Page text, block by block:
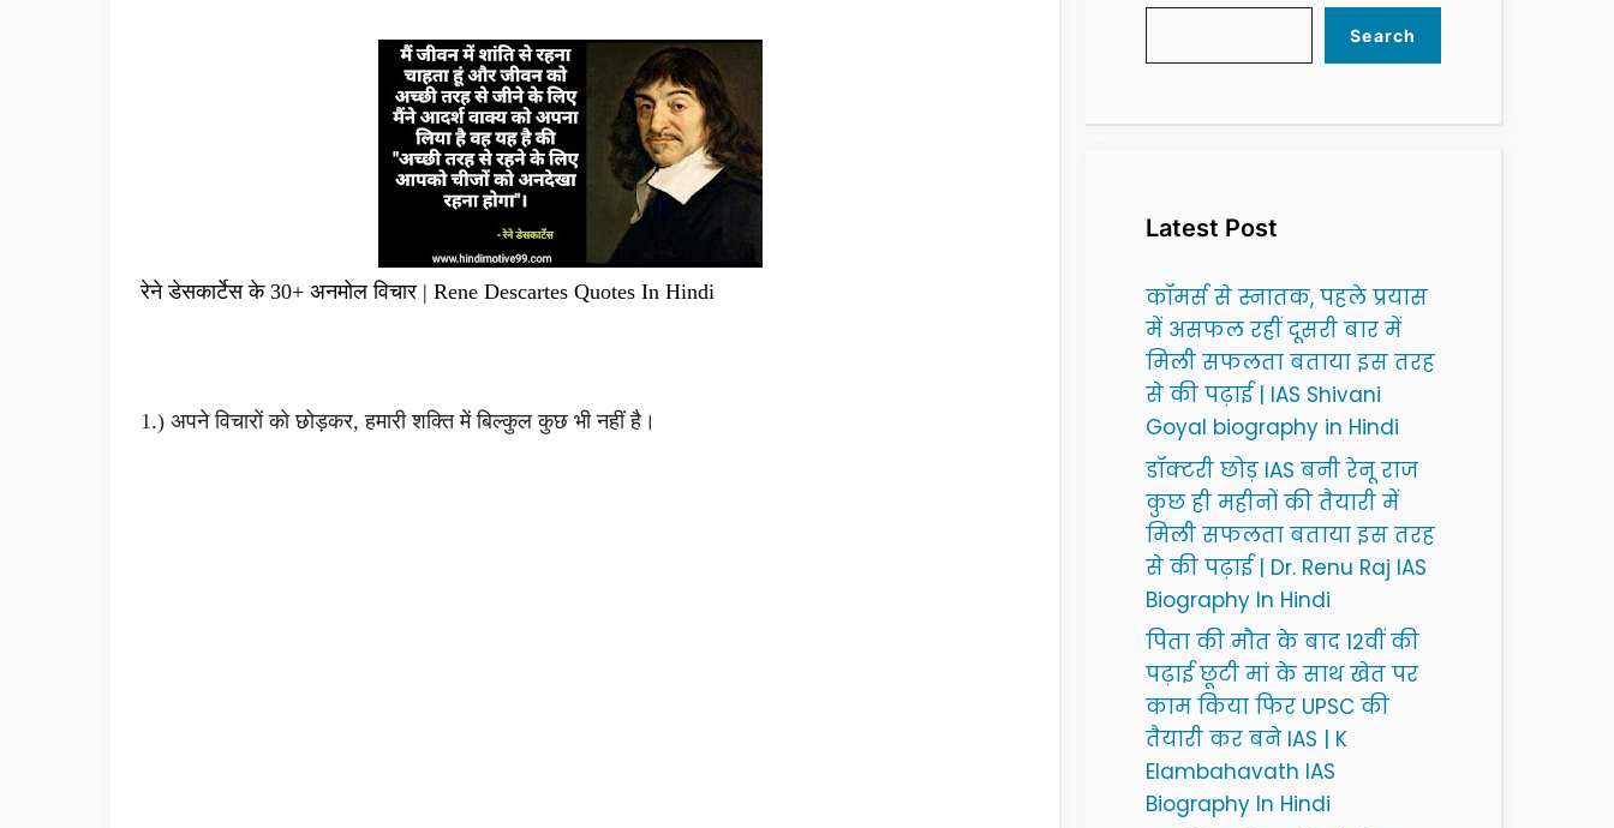
रेने डेसकार्टेस के 30+ अनमोल विचार | Rene Descartes Quotes In Hindi
1.) अपने विचारों को छोड़कर, हमारी शक्ति में बिल्कुल कुछ भी नहीं है।
Search
Latest Post
कॉमर्स से स्नातक, पहले प्रयास
में असफल रहीं दूसरी बार में
मिली सफलता बताया इस तरह
से की पढ़ाई | IAS Shivani
Goyal biography in Hindi
डॉक्टरी छोड़ IAS बनी रेनू राज
कुछ ही महीनों की तैयारी में
मिली सफलता बताया इस तरह
से की पढ़ाई | Dr. Renu Raj IAS
Biography In Hindi
पिता की मौत के बाद 12वीं की
पढ़ाई छूटी मां के साथ खेत पर
काम किया फिर UPSC की
तैयारी कर बने IAS | K
Elambahavath IAS
Biography In Hindi